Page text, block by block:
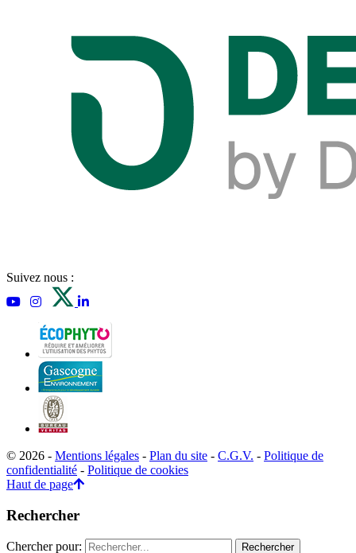
Suivez nous :
© 2026 - Mentions légales - Plan du site - C.G.V. - Politique de
confidentialité - Politique de cookies
Haut de page
Rechercher
Chercher pour: